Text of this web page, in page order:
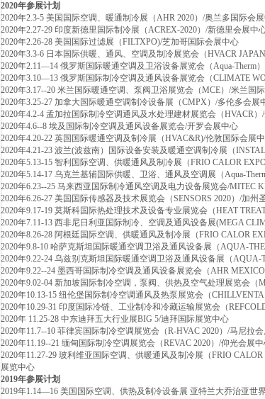
2020年参展计划
2020年2.3-5 美国国际空调、暖通制冷展（AHR 2020）/奥兰多国际会
2020年2.27-29 印度新德里国际制冷展（ACREX-2020）/新德里会展中
2020年2.26-28 美国国际过滤展（FILTXPO)/芝加哥国际会展中心
2020年3.3-6 日本国际供暖、通风、空调及制冷展览会（HVACR
2020年2.11—14 俄罗斯国际暖通空调及卫浴设备展览会（Aqua-Therm
2020年3.10—13 俄罗斯国际制冷空调及通风设备展览会（CLIMATE
2020年3.17--20 米兰国际暖通空调、泵阀卫浴展览会（MCE）/米兰国
2020年3.25-27 加拿大国际暖通空调制冷设备展（CMPX）/多伦多会展
2020年4.2-4 孟加拉国际制冷空调通风及水处理建材展览会（HVACR
2020年4.6--8 埃及国际制冷空调及通风设备展览会/开罗会展中心
2020年4.20-22 英国国际暖通空调及制冷展（HVAC&R)/伦敦国际会展
2020年4.21-23 波兰(波兹南）国际设备安装及暖通空调制冷展（
2020年5.13-15 智利国际空调、供暖通风及制冷展（FRIO CALOR
2020年5.14-17 乌克兰基辅国际供暖、卫浴、通风及空调展（Aqua-
2020年6.23--25 马来西亚国际制冷通风空调及电力设备展览会/MITEC
2020年6.26-27 美国国际传感器及技术展览会（SENSORS 2020）/加州
2020年9.17-19 莫斯科国际热处理技术及设备专业展览会（HEAT
2020年7.11-13 西非尼日利亚国际制冷、空调及通风设备展(MEGA
2020年8.26-28 阿根廷国际空调、供暖通风及制冷展（FRIO CALOR
2020年9.8-10 哈萨克斯坦国际暖通空调卫浴及通风设备展（AQUA-
2020年9.22-24 乌兹别克斯坦国际暖通空调卫浴及通风设备展（AQUA-
2020年9.22--24 墨西哥国际制冷空调及通风设备展览会（AHR
2020年9.02-04 新加坡国际制冷空调，泵阀、供热及空气处理展览会（
2020年10.13-15 纽伦堡国际制冷空调通风及热泵展览会（
2020年10.29-31 印度国际冷链、工业制冷和冷藏运输展览会（
2020年 11.25-28 中东迪拜五大行业展BIG 5/迪拜国际展览中心
2020年11.7--10 菲律宾国际制冷空调展览会（R-HVAC 2020）/马尼拉
2020年11.19--21 缅甸国际制冷空调展览会（REVAC 2020）/仰光会展
2020年11.27-29 玻利维亚国际空调、供暖通风及制冷展（FRIO CALOR
展览中心
2019年参展计划
2019年1.14—16 美国国际空调、供热及制冷设备展 亚特兰大乔治亚世